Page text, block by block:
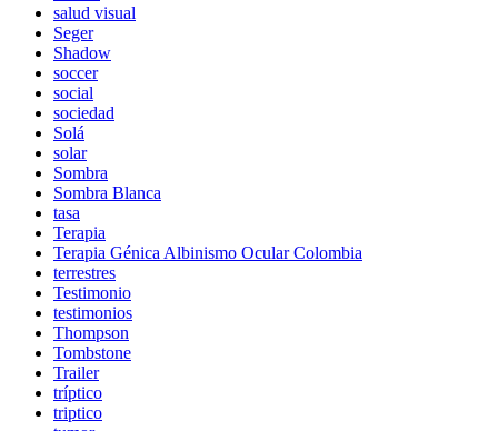
salud visual
Seger
Shadow
soccer
social
sociedad
Solá
solar
Sombra
Sombra Blanca
tasa
Terapia
Terapia Génica Albinismo Ocular Colombia
terrestres
Testimonio
testimonios
Thompson
Tombstone
Trailer
tríptico
triptico